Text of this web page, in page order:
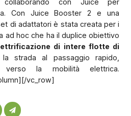
con Juice per
Con Juice Booster 2 e una
di adattatori è stata creata per i
ad hoc che ha il duplice obiettivo
di intere flotte di
strada al passaggio rapido,
la mobilità elettrica.
vc_row]